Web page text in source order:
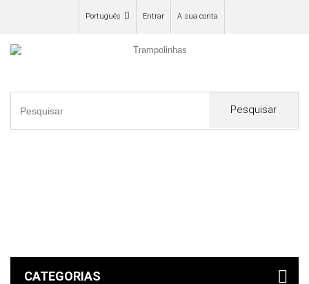
Português Entrar A sua conta
Pesquisar
CATEGORIAS